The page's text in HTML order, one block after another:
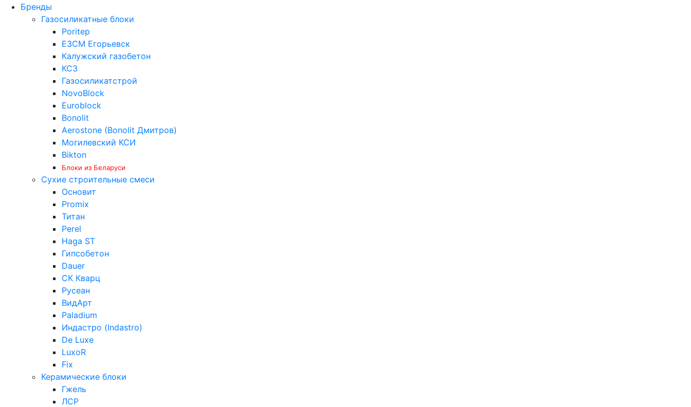
Бренды
Газосиликатные блоки
Poritep
ЕЗСМ Егорьевск
Калужский газобетон
КСЗ
Газосиликатстрой
NovoBlock
Euroblock
Bonolit
Aerostone (Bonolit Дмитров)
Могилевский КСИ
Bikton
Блоки из Беларуси
Сухие строительные смеси
Основит
Promix
Титан
Perel
Haga ST
Гипсобетон
Dauer
СК Кварц
Русеан
ВидАрт
Paladium
Индастро (Indastro)
De Luxe
LuxoR
Fix
Керамические блоки
Гжель
ЛСР